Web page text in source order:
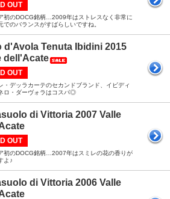
OUT
初のDOCG銘柄…2009年はストレスなく非常に
でのバランスがすばらしいですね。
d'Avola Tenuta Ibidini 2015
dell'Acate
OUT
・デッラカーテのセカンドブランド、イビディ
ロ・ダーヴォラはコスパ◎
di Vittoria 2007 Valle
OUT
初のDOCG銘柄…2007年はスミレの花の香りが
よ♪
di Vittoria 2006 Valle